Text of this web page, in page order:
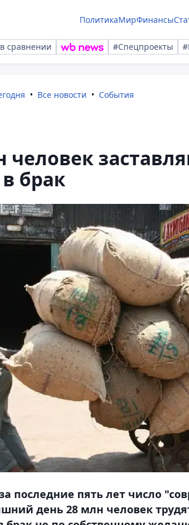
ПолитикаМирФинансы
сравнении #Спецпроекты
Все новости События
брак
последние пять лет число
день 28 млн человек